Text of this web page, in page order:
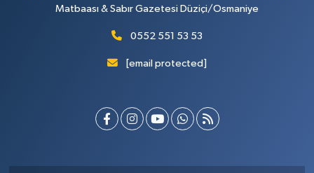
Matbaası & Sabır Gazetesi Düziçi/Osmaniye
0552 551 53 53
[email protected]